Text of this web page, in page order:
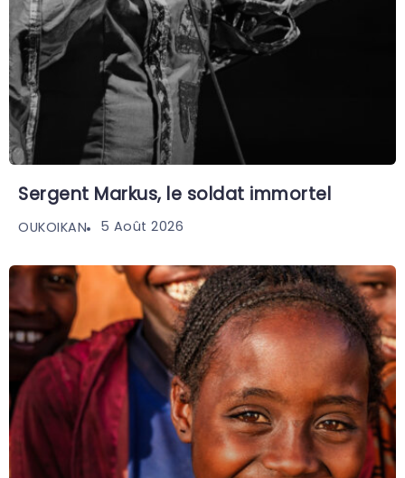
Sergent Markus, le soldat immortel
OUKOIKAN 5 Août 2026